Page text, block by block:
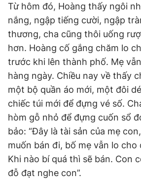
Từ hôm đó, Hoàng thấy ngôi
nắng, ngập tiếng cười, ngập
thương, cha cũng thôi uống
hơn. Hoàng cố gắng chăm lo
trước khi lên thành phố. Mẹ
hàng ngày. Chiều nay về thấy
một bộ quần áo mới, một đôi
chiếc túi mới để đựng vé số.
hòm gỗ nhỏ để đựng cuốn sổ
bảo: “Đây là tài sản của mẹ
muốn bán đi, bố mẹ vẫn lo
Khi nào bí quá thì sẽ bán. Con
đỗ đạt nghe con”.